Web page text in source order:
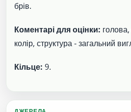
брів.
Коментарі для оцінки:
колір, структура - загальний
Кільце: 9.